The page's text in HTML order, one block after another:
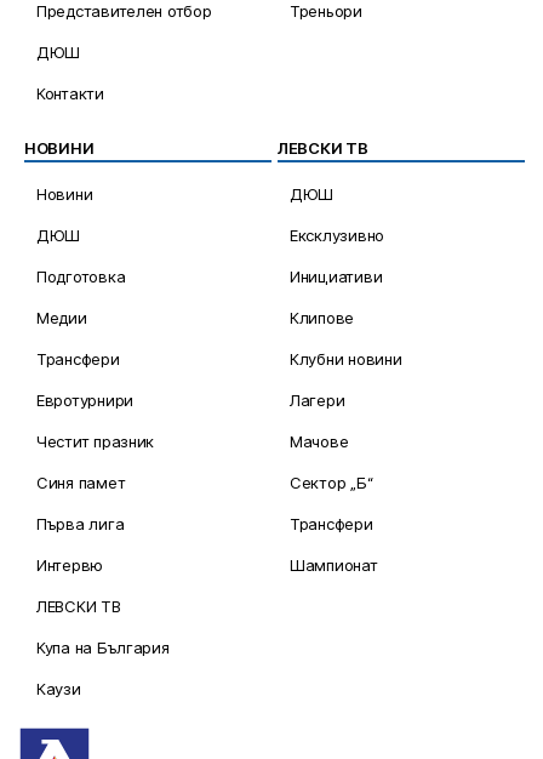
Представителен отбор
ДЮШ
Контакти
Треньори
НОВИНИ
Новини
ДЮШ
Подготовка
Медии
Трансфери
Евротурнири
Честит празник
Синя памет
Първа лига
Интервю
ЛЕВСКИ ТВ
Купа на България
Каузи
ЛЕВСКИ ТВ
ДЮШ
Ексклузивно
Инициативи
Клипове
Клубни новини
Лагери
Мачове
Сектор „Б“
Трансфери
Шампионат